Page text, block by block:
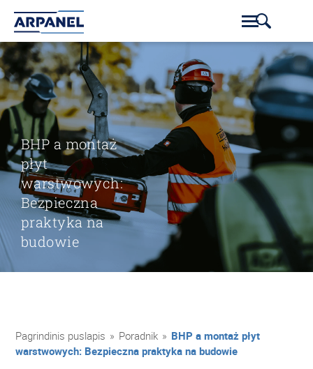
BHP a montaż
płyt
warstwowych:
Bezpieczna
praktyka na
budowie
Pagrindinis puslapis » Poradnik » BHP a montaż płyt
warstwowych: Bezpieczna praktyka na budowie